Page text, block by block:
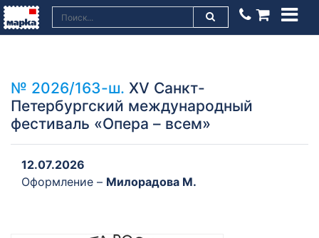
№ 2026/163-ш. XV Санкт-
Петербургский международный
фестиваль «Опера – всем»
12.07.2026
Оформление – Милорадова М.